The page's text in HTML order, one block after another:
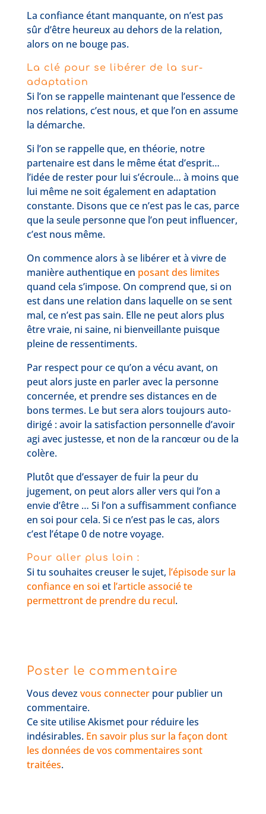
La confiance étant manquante, on n’est pas
sûr d’être heureux au dehors de la relation,
alors on ne bouge pas.
La clé pour se libérer de la sur-
adaptation
Si l’on se rappelle maintenant que l’essence de
nos relations, c’est nous, et que l’on en assume
la démarche.
Si l’on se rappelle que, en théorie, notre
partenaire est dans le même état d’esprit…
l’idée de rester pour lui s’écroule… à moins que
lui même ne soit également en adaptation
constante. Disons que ce n’est pas le cas, parce
que la seule personne que l’on peut influencer,
c’est nous même.
On commence alors à se libérer et à vivre de
manière authentique en posant des limites
quand cela s’impose. On comprend que, si on
est dans une relation dans laquelle on se sent
mal, ce n’est pas sain. Elle ne peut alors plus
être vraie, ni saine, ni bienveillante puisque
pleine de ressentiments.
Par respect pour ce qu’on a vécu avant, on
peut alors juste en parler avec la personne
concernée, et prendre ses distances en de
bons termes. Le but sera alors toujours auto-
dirigé : avoir la satisfaction personnelle d’avoir
agi avec justesse, et non de la rancœur ou de la
colère.
Plutôt que d’essayer de fuir la peur du
jugement, on peut alors aller vers qui l’on a
envie d’être … Si l’on a suffisamment confiance
en soi pour cela. Si ce n’est pas le cas, alors
c’est l’étape 0 de notre voyage.
Pour aller plus loin :
Si tu souhaites creuser le sujet, l’épisode sur la
confiance en soi et l’article associé te
permettront de prendre du recul.
Poster le commentaire
Vous devez vous connecterpour publier un
commentaire.
Ce site utilise Akismet pour réduire les
indésirables. En savoir plus sur la façon dont
les données de vos commentaires sont
traitées.